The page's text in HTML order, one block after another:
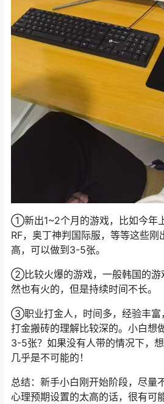
①新出1~2个月的游戏，比如今年
RF，奥丁神判国际服，等等这些刚
高，可以做到3-5张。
②比较火爆的游戏，一般韩国的游
然也有火的，但是持续时间不长。
③职业打金人，时间多，经验丰富
打金搬砖的理解比较深的。小白想
3-5张？如果没有人带的情况下，
几乎是不可能的！
总结：新手小白刚开始阶段，尽量
心理预期设置的太高的话，很有可